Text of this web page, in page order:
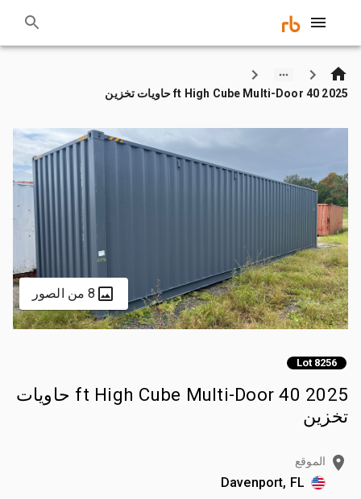
2025 40 ft High Cube Multi-Door حاويات تخزين
8 من الصور
Lot 8256
2025 40 ft High Cube Multi-Door حاويات
تخزين
الموقع
Davenport, FL